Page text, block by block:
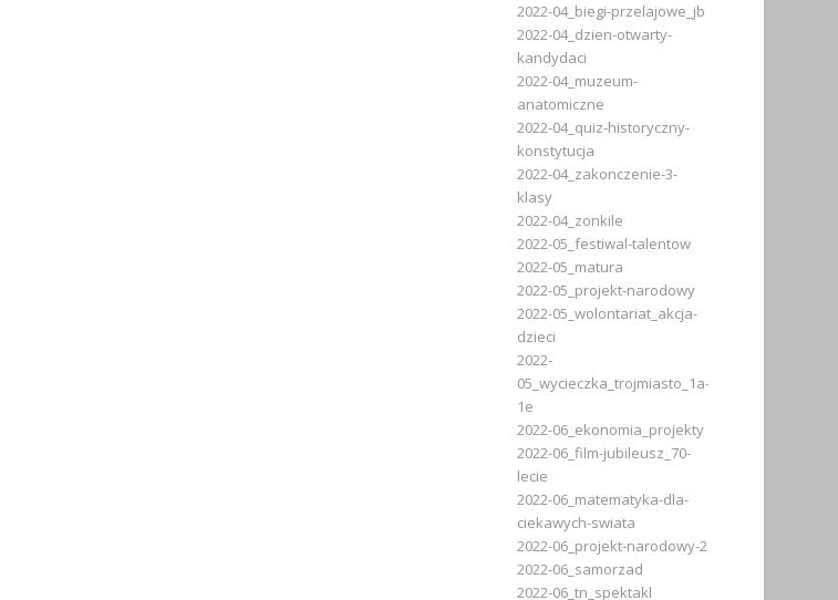
2022-04_biegi-przelajowe_jb
2022-04_dzien-otwarty-
kandydaci
2022-04_muzeum-
anatomiczne
2022-04_quiz-historyczny-
konstytucja
2022-04_zakonczenie-3-
klasy
2022-04_zonkile
2022-05_festiwal-talentow
2022-05_matura
2022-05_projekt-narodowy
2022-05_wolontariat_akcja-
dzieci
2022-
05_wycieczka_trojmiasto_1a-
1e
2022-06_ekonomia_projekty
2022-06_film-jubileusz_70-
lecie
2022-06_matematyka-dla-
ciekawych-swiata
2022-06_projekt-narodowy-2
2022-06_samorzad
2022-06_tn_spektakl